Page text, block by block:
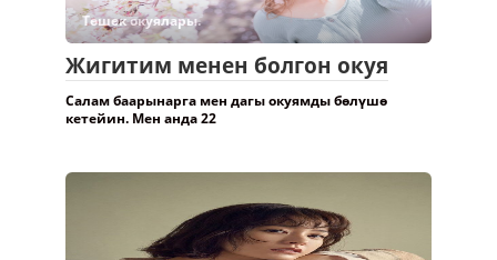
Төшөк окуялары.
Жигитим менен болгон окуя
Салам баарынарга мен дагы окуямды бөлүшө
кетейин. Мен анда 22